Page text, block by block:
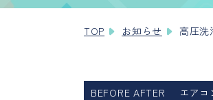
TOP お知らせ 高圧
BEFORE AFTER エアコ